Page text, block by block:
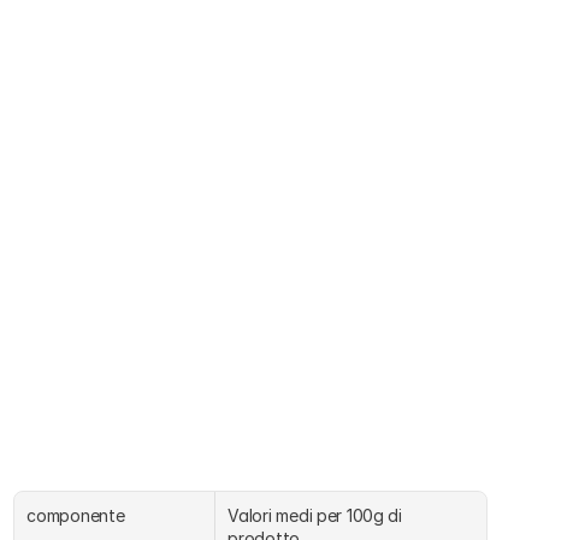
componente
Valori medi per 100g di